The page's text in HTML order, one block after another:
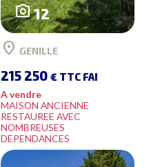
photo_camera12
location_on GENILLE
215 250€ TTC FAI
A vendre
MAISON ANCIENNE
RESTAUREE AVEC
NOMBREUSES
DEPENDANCES